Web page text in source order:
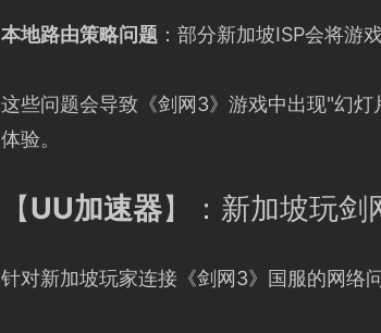
本地路由策略问题 ：部分新加坡ISP会将游
这些问题会导致《剑网3》游戏中出现"幻
体验。
【UU加速器】：新加坡玩
针对新加坡玩家连接《剑网3》国服的网络